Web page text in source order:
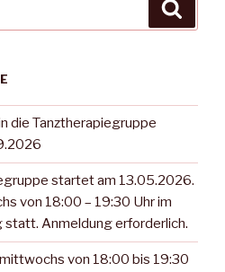
die Tanztherapiegruppe
startet am 13.05.2026.
von 18:00 – 19:30 Uhr im
statt. Anmeldung erforderlich.
von 18:00 bis 19:30